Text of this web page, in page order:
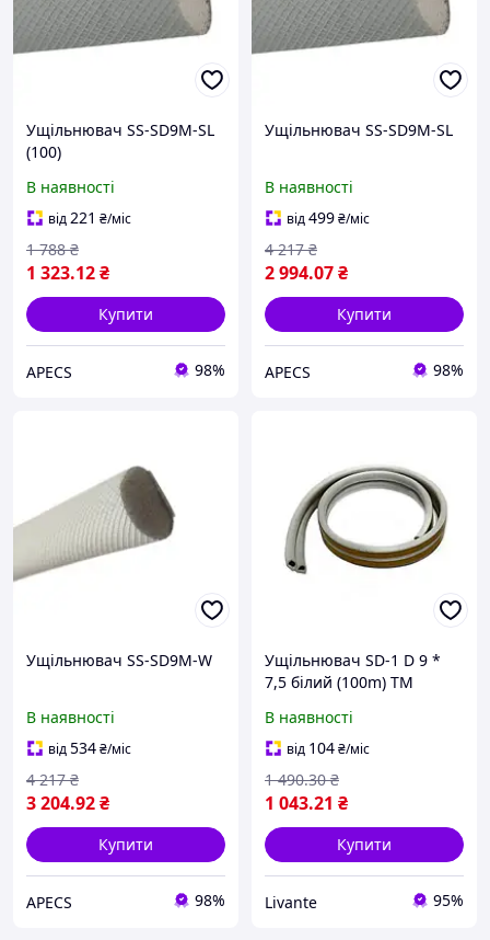
Ущільнювач SS-SD9M-SL
(100)
В наявності
від221 ₴/міс
1 323.12₴
1 788 ₴
Купити
APECS 98%
Ущільнювач SS-SD9M-SL
В наявності
від499₴/міс
2 994.07₴
4 217 ₴
Купити
APECS 98%
Ущільнювач SS-SD9M-W
В наявності
від534₴/міс
3 204.92₴
4 217 ₴
Купити
APECS 98%
Ущільнювач SD-1 D 9 *
7,5 білий (100m) ТМ
В наявності
від 104₴/міс
1 043.21 ₴
1 490.30 ₴
Купити
Livante 95%